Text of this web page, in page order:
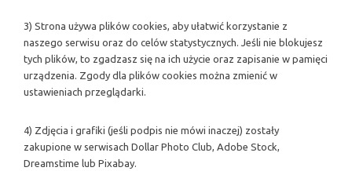
3) Strona używa plików cookies, aby ułatwić korzystanie z
naszego serwisu oraz do celów statystycznych. Jeśli nie blokujesz
tych plików, to zgadzasz się na ich użycie oraz zapisanie w pamięci
urządzenia. Zgody dla plików cookies można zmienić w
ustawieniach przeglądarki.
4) Zdjęcia i grafiki (jeśli podpis nie mówi inaczej) zostały
zakupione w serwisach Dollar Photo Club, Adobe Stock,
Dreamstime lub Pixabay.